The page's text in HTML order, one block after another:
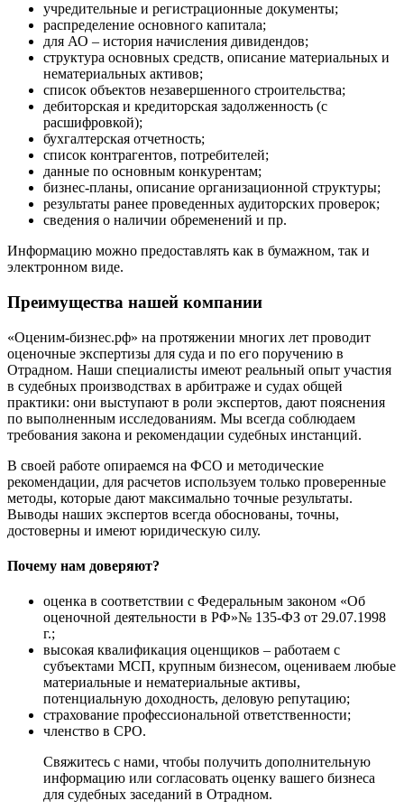
учредительные и регистрационные документы;
распределение основного капитала;
для АО – история начисления дивидендов;
структура основных средств, описание материальных и
нематериальных активов;
список объектов незавершенного строительства;
дебиторская и кредиторская задолженность (с
расшифровкой);
бухгалтерская отчетность;
список контрагентов, потребителей;
данные по основным конкурентам;
бизнес-планы, описание организационной структуры;
результаты ранее проведенных аудиторских проверок;
сведения о наличии обременений и пр.
Информацию можно предоставлять как в бумажном, так и
электронном виде.
Преимущества нашей компании
«Оценим-бизнес.рф» на протяжении многих лет проводит
оценочные экспертизы для суда и по его поручению в
Отрадном. Наши специалисты имеют реальный опыт участия
в судебных производствах в арбитраже и судах общей
практики: они выступают в роли экспертов, дают пояснения
по выполненным исследованиям. Мы всегда соблюдаем
требования закона и рекомендации судебных инстанций.
В своей работе опираемся на ФСО и методические
рекомендации, для расчетов используем только проверенные
методы, которые дают максимально точные результаты.
Выводы наших экспертов всегда обоснованы, точны,
достоверны и имеют юридическую силу.
Почему нам доверяют?
оценка в соответствии с Федеральным законом «Об
оценочной деятельности в РФ»№ 135-ФЗ от 29.07.1998
г.;
высокая квалификация оценщиков – работаем с
субъектами МСП, крупным бизнесом, оцениваем любые
материальные и нематериальные активы,
потенциальную доходность, деловую репутацию;
страхование профессиональной ответственности;
членство в СРО.
Свяжитесь с нами, чтобы получить дополнительную
информацию или согласовать оценку вашего бизнеса
для судебных заседаний в Отрадном.
Дербент
Джанкой
Дзержинск
Дзержинский
Димитровград
Дмитров
Долгопрудный
Домодедово
Донецк
Дубна
Дюртюли
Егорьевск
Екатеринбург
Елец
Елизово
Енисейск
Ермолино
Ессентуки
Железногорск
Железногорск-Илимский
Жуковский
Заводоуковск
Заозерный
Зарайск
Звенигород
Зеленоград
Зеленодольск
Златоуст
Иваново
Ивантеевка
Изобильный